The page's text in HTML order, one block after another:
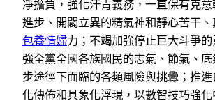
凈擔負，強化汗青義務，一直保有克意
進步、開闢立異的精氣神和靜心苦干
包養情婦力；不竭加強停止巨大斗爭
強全黨全國各族國民的志氣、節氣、
步途徑下面臨的各類風險與挑釁；推
化傳佈和具象化浮現，以數智技巧強